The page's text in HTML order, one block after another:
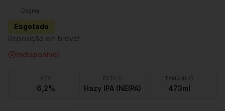
Dogma
Esgotado
Reposição em breve!
Indisponível
ABV
6,2%
ESTILO
Hazy IPA (NEIPA)
TAMANHO
473ml